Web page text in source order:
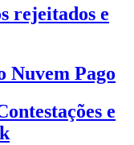
rejeitados e
Nuvem Pago
e